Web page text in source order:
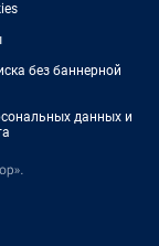
без баннерной
данных и